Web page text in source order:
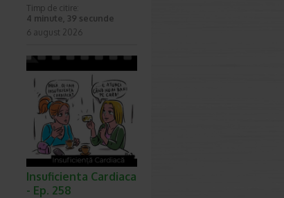
Timp de citire:
4 minute, 39 secunde
6 august 2026
Insuficienta Cardiaca
- Ep. 258